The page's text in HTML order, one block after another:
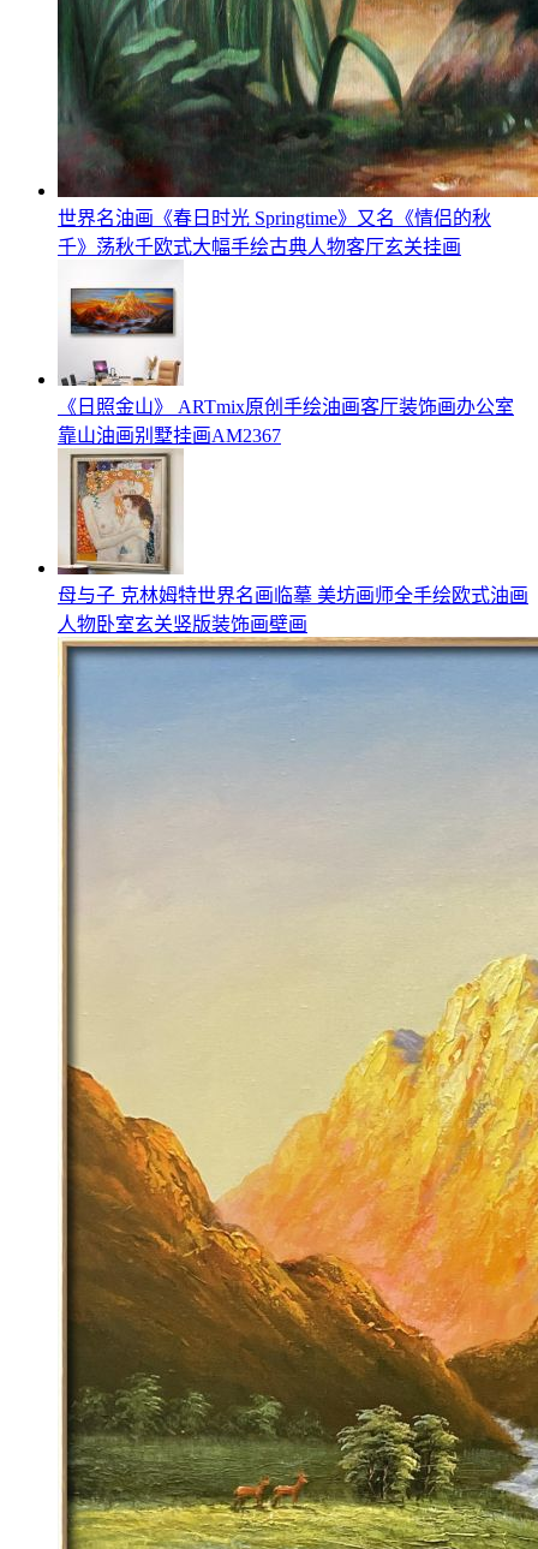
世界名油画《春日时光 Springtime》又名《情侣的秋
千》荡秋千欧式大幅手绘古典人物客厅玄关挂画
《日照金山》 ARTmix原创手绘油画客厅装饰画办公室
靠山油画别墅挂画AM2367
母与子 克林姆特世界名画临摹 美坊画师全手绘欧式油画
人物卧室玄关竖版装饰画壁画